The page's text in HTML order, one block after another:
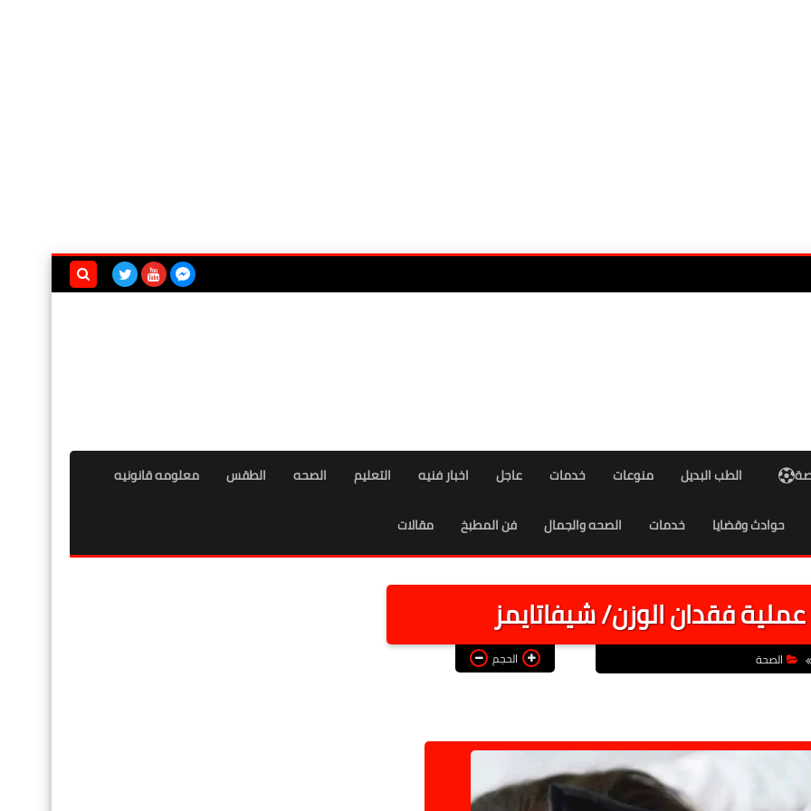
الطب البديل منوعات خدمات عاجل اخبار فنيه التعليم الصحه الطقس معلومه قانونيه
حوادث وقضايا خدمات الصحه والجمال فن المطبخ مقالات
فقدان الوزن/ شيفاتايمز
الصحة الحجم